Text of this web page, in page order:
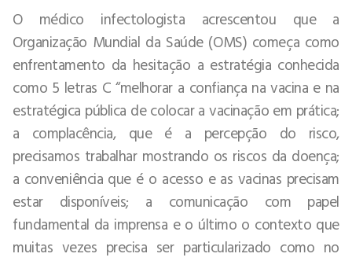
O médico infectologista acrescentou que a
Organização Mundial da Saúde (OMS) começa como
enfrentamento da hesitação a estratégia conhecida
como 5 letras C “melhorar a confiança na vacina e na
estratégica pública de colocar a vacinação em prática;
a complacência, que é a percepção do risco,
precisamos trabalhar mostrando os riscos da doença;
a conveniência que é o acesso e as vacinas precisam
estar disponíveis; a comunicação com papel
fundamental da imprensa e o último o contexto que
muitas vezes precisa ser particularizado como no